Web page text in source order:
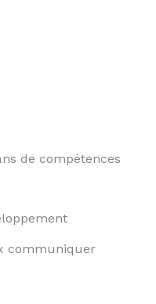
de compétences
communiquer